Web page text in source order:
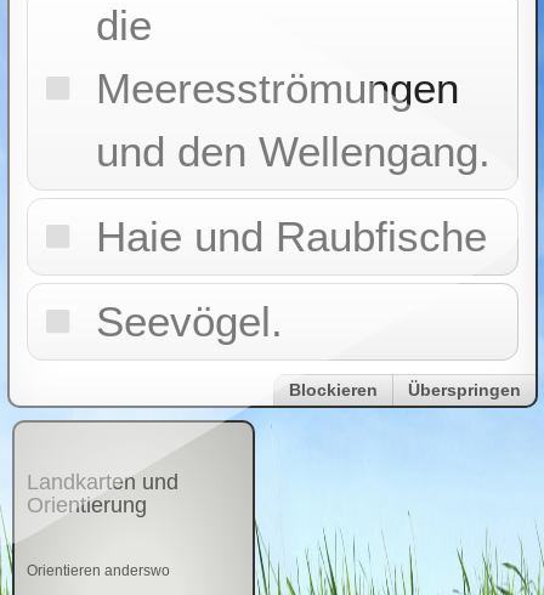
die
Meeresströmungen
und den Wellengang.
Haie und Raubfische
Seevögel.
Blockieren Überspringen
Landkarten und
Orientierung
Orientieren anderswo